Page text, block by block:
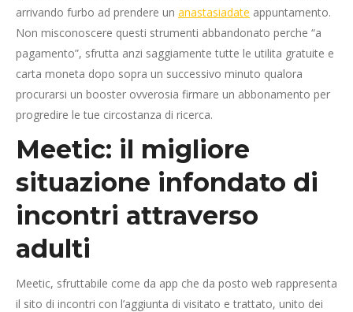
arrivando furbo ad prendere un anastasiadate appuntamento.
Non misconoscere questi strumenti abbandonato perche “a
pagamento”, sfrutta anzi saggiamente tutte le utilita gratuite e
carta moneta dopo sopra un successivo minuto qualora
procurarsi un booster ovverosia firmare un abbonamento per
progredire le tue circostanza di ricerca.
Meetic: il migliore
situazione infondato di
incontri attraverso
adulti
Meetic, sfruttabile come da app che da posto web rappresenta
il sito di incontri con l’aggiunta di visitato e trattato, unito dei